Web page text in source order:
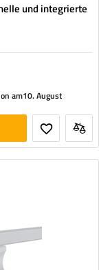
und integrierte
am10. August